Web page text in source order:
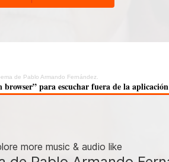
de Pablo Armando Fernández.
para escuchar fuera de la aplicación